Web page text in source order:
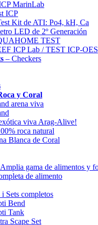
MarinLab
ICP
Kit de ATI: Po4, kH, Ca
LED de 2º Generación
TEST
ICP Lab / TEST ICP-OES
– Checkers
y Coral
arena viva
viva Arag-Alive!
roca natural
Blanca de Coral
gama de alimentos y
de alimento
Sets completos
Bend
Tank
Scape Set